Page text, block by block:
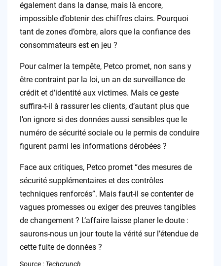
également dans la danse, mais là encore,
impossible d’obtenir des chiffres clairs. Pourquoi
tant de zones d’ombre, alors que la confiance des
consommateurs est en jeu ?
Pour calmer la tempête, Petco promet, non sans y
être contraint par la loi, un an de surveillance de
crédit et d’identité aux victimes. Mais ce geste
suffira-t-il à rassurer les clients, d’autant plus que
l’on ignore si des données aussi sensibles que le
numéro de sécurité sociale ou le permis de conduire
figurent parmi les informations dérobées ?
Face aux critiques, Petco promet “des mesures de
sécurité supplémentaires et des contrôles
techniques renforcés”. Mais faut-il se contenter de
vagues promesses ou exiger des preuves tangibles
de changement ? L’affaire laisse planer le doute :
saurons-nous un jour toute la vérité sur l’étendue de
cette fuite de données ?
Source : Techcrunch